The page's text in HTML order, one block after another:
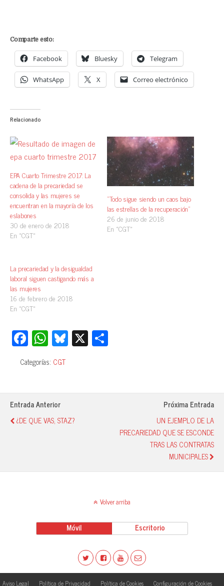
Comparte esto:
Facebook Bluesky Telegram
WhatsApp X Correo electrónico
Relacionado
EPA Cuarto Trimestre 2017: La
cadena de la precariedad se
consolida y las mujeres se
encuentran en la mayoría de los
eslabones
30 de enero de 2018
En «CGT»
“Todo sigue siendo un caos bajo
las estrellas de la recuperación”
26 de junio de 2018
En «CGT»
La precariedad y la desigualdad
laboral siguen castigando más a
las mujeres
16 de febrero de 2018
En «CGT»
Fa
ce
bo
ok
W
ha
ts
A
pp
Bl
ue
y
X
pa
Categorías: CGT
Entrada Anterior
¿DE QUE VAS, STAZ?
Próxima Entrada
UN EJEMPLO DE LA
PRECARIEDAD QUE SE ESCONDE
TRAS LAS CONTRATAS
MUNICIPALES
Volver arriba
Móvil Escritorio
Aviso Legal Política de Privacidad Política de Cookies Configuración de Cookies